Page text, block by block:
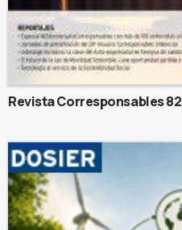
Revista Corresponsables 82